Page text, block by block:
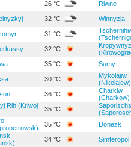
26 °C Riwne
32 °C Winnyzja
31 °C
32 °C
35 °C Sumy
30 °C
Mykolajiw
(Nikolajew)
36 °C
Charkiw
(Charkow)
Rih (Kriwoj
35 °C
35 °C Donezk
34 °C Simferopol